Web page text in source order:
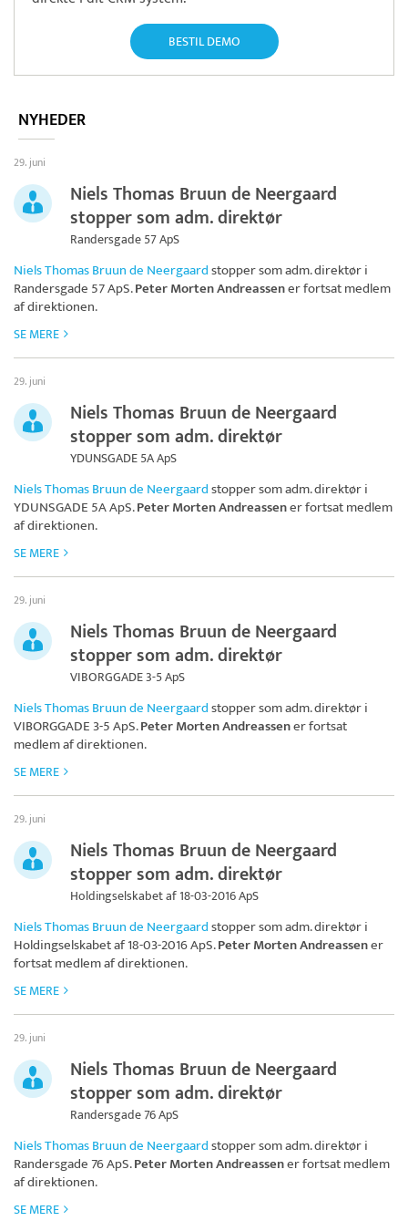
BESTIL DEMO
NYHEDER
29. juni
Niels Thomas Bruun de Neergaard
stopper som adm. direktør
Randersgade 57 ApS
Niels Thomas Bruun de Neergaardstopper som adm. direktør i
Randersgade 57 ApS.Peter Morten Andreassener fortsat medlem
af direktionen.
SE MERE
29. juni
Niels Thomas Bruun de Neergaard
stopper som adm. direktør
YDUNSGADE 5A ApS
Niels Thomas Bruun de Neergaardstopper som adm. direktør i
YDUNSGADE 5A ApS.Peter Morten Andreassener fortsat medlem
af direktionen.
SE MERE
29. juni
Niels Thomas Bruun de Neergaard
stopper som adm. direktør
VIBORGGADE 3-5 ApS
Niels Thomas Bruun de Neergaardstopper som adm. direktør i
VIBORGGADE 3-5 ApS.Peter Morten Andreassener fortsat
medlem af direktionen.
SE MERE
29. juni
Niels Thomas Bruun de Neergaard
stopper som adm. direktør
Holdingselskabet af 18-03-2016 ApS
Niels Thomas Bruun de Neergaardstopper som adm. direktør i
Holdingselskabet af 18-03-2016 ApS.Peter Morten Andreassener
fortsat medlem af direktionen.
SE MERE
29. juni
Niels Thomas Bruun de Neergaard
stopper som adm. direktør
Randersgade 76 ApS
Niels Thomas Bruun de Neergaardstopper som adm. direktør i
Randersgade 76 ApS.Peter Morten Andreassener fortsat medlem
af direktionen.
SE MERE